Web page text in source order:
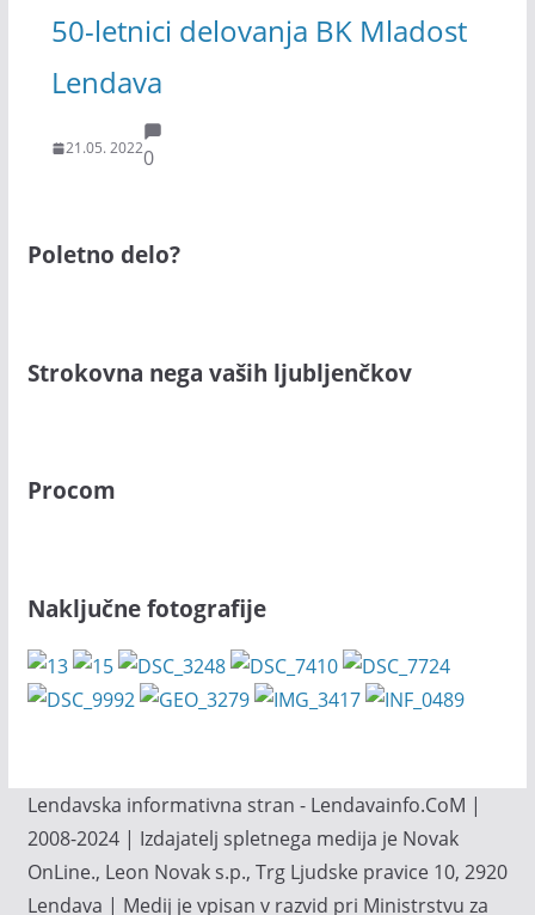
50-letnici delovanja BK Mladost
Lendava
21.05. 20220
Poletno delo?
Strokovna nega vaših ljubljenčkov
Procom
Naključne fotografije
Lendavska informativna stran - Lendavainfo.CoM |
2008-2024 | Izdajatelj spletnega medija je Novak
OnLine., Leon Novak s.p., Trg Ljudske pravice 10, 2920
Lendava | Medij je vpisan v razvid pri Ministrstvu za